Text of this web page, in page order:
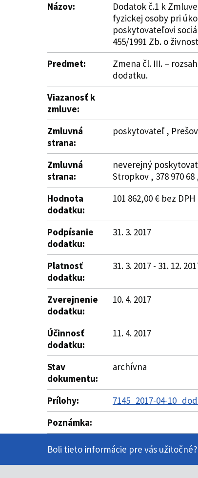
Názov:
Dodatok č.1 k
fyzickej osoby pri
poskytovateľovi
455/1991 Zb. o
Predmet:
Zmena čl. III. –
dodatku.
Viazanosť k
zmluve:
Zmluvná
strana:
poskytovateľ ,
Zmluvná
strana:
neverejný
Stropkov , 378 970
Hodnota
dodatku:
101 862,00 € bez DPH
Podpísanie
dodatku:
31. 3. 2017
Platnosť
dodatku:
31. 3. 2017 - 31. 12.
Zverejnenie
dodatku:
10. 4. 2017
Účinnosť
dodatku:
11. 4. 2017
Stav
dokumentu:
archívna
Prílohy:
7145_2017-04-
Poznámka:
Boli tieto informácie pre vás užitočné?